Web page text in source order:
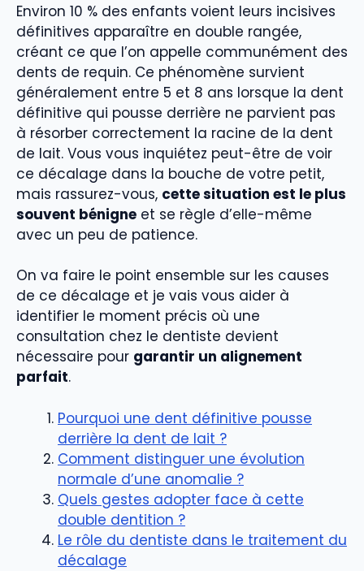
Environ 10 % des enfants voient leurs incisives
définitives apparaître en double rangée,
créant ce que l’on appelle communément des
dents de requin. Ce phénomène survient
généralement entre 5 et 8 ans lorsque la dent
définitive qui pousse derrière ne parvient pas
à résorber correctement la racine de la dent
de lait. Vous vous inquiétez peut-être de voir
ce décalage dans la bouche de votre petit,
mais rassurez-vous, cette situation est le plus
souvent bénigne et se règle d’elle-même
avec un peu de patience.
On va faire le point ensemble sur les causes
de ce décalage et je vais vous aider à
identifier le moment précis où une
consultation chez le dentiste devient
nécessaire pour garantir un alignement
parfait.
Pourquoi une dent définitive pousse
derrière la dent de lait ?
Comment distinguer une évolution
normale d’une anomalie ?
Quels gestes adopter face à cette
double dentition ?
Le rôle du dentiste dans le traitement du
décalage